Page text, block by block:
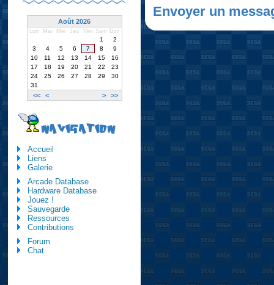
Envoyer un
Août 2026
Lun Mar Mer Jeu Ven Sam Dim
<< < > >>
1
2
3
4 5 6 7 8
9
10
11 12 13 14 15
16
17
18 19 20 21 22
23
24
25 26 27 28 29
30
31
NAVIGATION
Accueil
Liens
Galerie
Arcade Database
Hardware Database
Jouez !
Sauvegarde
Ressources
Contributions
Forum
Chat